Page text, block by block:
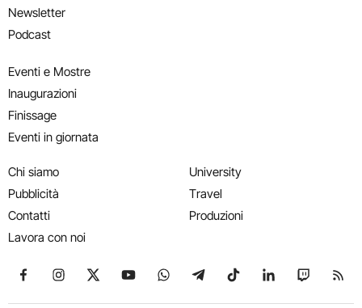
Newsletter
Podcast
Eventi e Mostre
Inaugurazioni
Finissage
Eventi in giornata
Chi siamo
Pubblicità
Contatti
Lavora con noi
University
Travel
Produzioni
Seguici su Facebook
Seguici su Instagram
Seguici su X
Seguici su YouTube
Seguici su WhatsApp
Seguici su Telegram
Seguici su TikTok
Seguici su
Seguici